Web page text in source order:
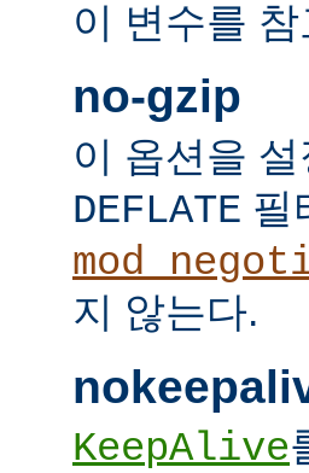
이 변수를
no-gzip
이 옵션을 설
DEFLATE 필
지 않는다.
KeepAlive